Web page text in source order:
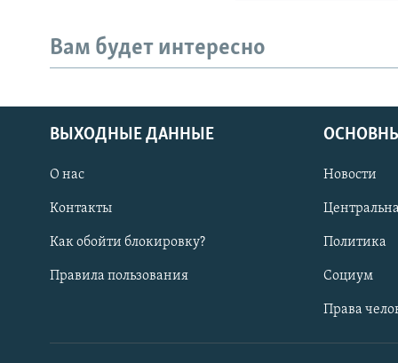
Вам будет интересно
ВЫХОДНЫЕ ДАННЫЕ
О нас
Контакты
Как обойти блокировку?
Правила пользования
Новости
Политика
Социум
Права